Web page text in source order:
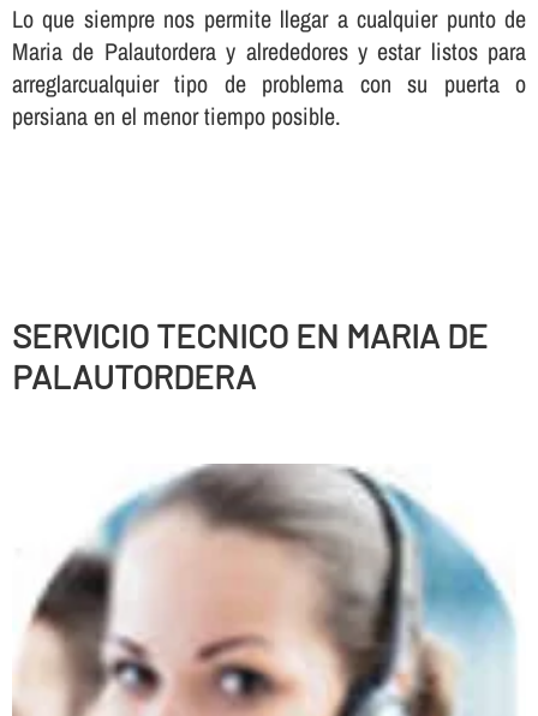
Lo que siempre nos permite llegar a cualquier punto de
Maria de Palautordera y alrededores y estar listos para
arreglarcualquier tipo de problema con su puerta o
persiana en el menor tiempo posible.
SERVICIO TECNICO EN MARIA DE
PALAUTORDERA